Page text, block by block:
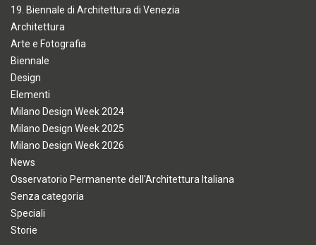
19. Biennale di Architettura di Venezia
Architettura
Arte e Fotografia
Biennale
Design
Elementi
Milano Design Week 2024
Milano Design Week 2025
Milano Design Week 2026
News
Osservatorio Permanente dell'Architettura Italiana
Senza categoria
Speciali
Storie